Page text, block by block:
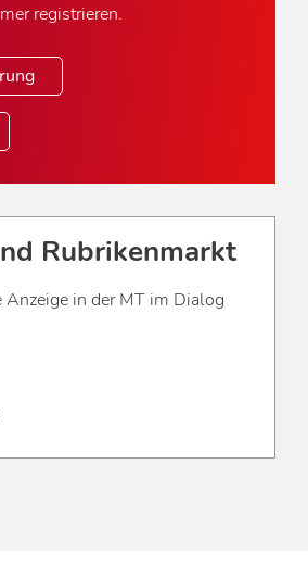
registrieren.
Rubrikenmarkt
Anzeige in der MT im Dialog